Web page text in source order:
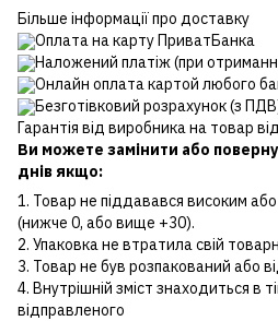
Більше інформації про доставку
Оплата на карту ПриватБанка
Наложений платіж (при
Онлайн оплата картой любого
Безготівковий розрахунок (з
Гарантія від виробника на товар
Ви можете замінити або
днів якщо:
1. Товар не піддавався високим
(нижче 0, або вище +30).
2. Упаковка не втратила свій
3. Товар не був розпакований або
4. Внутрішній зміст знаходиться в
відправленого